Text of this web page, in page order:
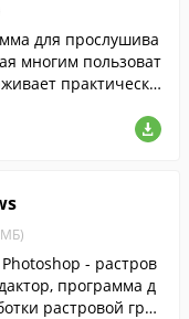
для прослушива
многим пользоват
практически
МБ)
- растров
программа д
растровой гра